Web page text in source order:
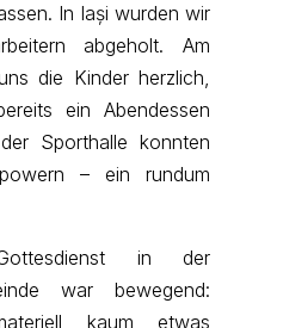
In Iași wurden wir
abgeholt. Am
die Kinder herzlich,
ein Abendessen
Sporthalle konnten
– ein rundum
in der
war bewegend:
kaum etwas